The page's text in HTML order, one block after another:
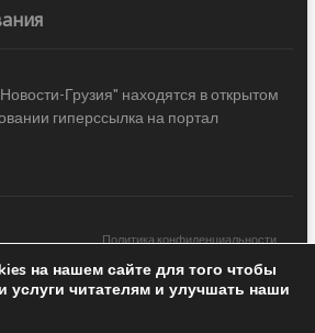
Грузия" находятся в открытом
гиперссылка на портал
Политика конфиденциальности
Sea Press LTD © 2020 All Rights Reserved /
на нашем сайте для того чтобы
услуги читателям и улучшать наши